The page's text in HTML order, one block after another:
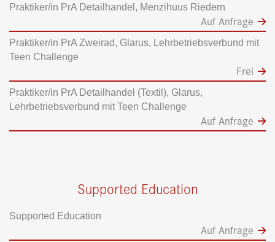
Praktiker/in PrA Detailhandel, Menzihuus Riedern
Auf Anfrage
Praktiker/in PrA Zweirad, Glarus, Lehrbetriebsverbund mit
Teen Challenge
Frei
Praktiker/in PrA Detailhandel (Textil), Glarus,
Lehrbetriebsverbund mit Teen Challenge
Auf Anfrage
Supported Education
Supported Education
Auf Anfrage